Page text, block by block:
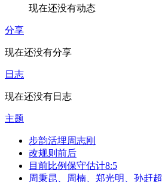
现在还没有动态
分享
现在还没有分享
日志
现在还没有日志
主题
步韵活埋周志刚
改规则前后
目前比例保守估计8:5
周秉昆、周楠、郑光明、孙赶超